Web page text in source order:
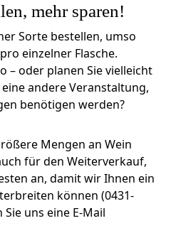
mehr sparen!
Sorte bestellen, umso
einzelner Flasche.
– oder planen Sie vielleicht
andere Veranstaltung,
benötigen werden?
Mengen an Wein
für den Weiterverkauf,
an, damit wir Ihnen ein
können (0431-
uns eine E-Mail